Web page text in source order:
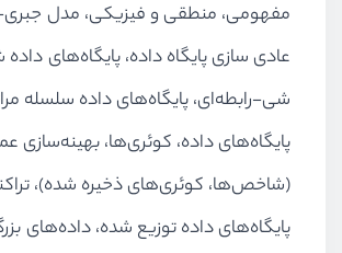
مفهومی، منطقی و فیزیکی، مدل جبری-
عادی سازی پایگاه داده، پایگاه‌های
شی-رابطه‌ای، پایگاه‌های داده سلسله
پایگاه‌های داده، کوئری‌ها، بهینه‌سازی
(شاخص‌ها، کوئری‌های ذخیره شده)،
پایگاه‌های داده توزیع شده، داده‌های